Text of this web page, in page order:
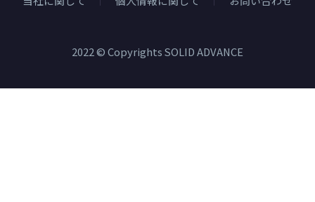
2022 © Copyrights SOLID ADVANCE